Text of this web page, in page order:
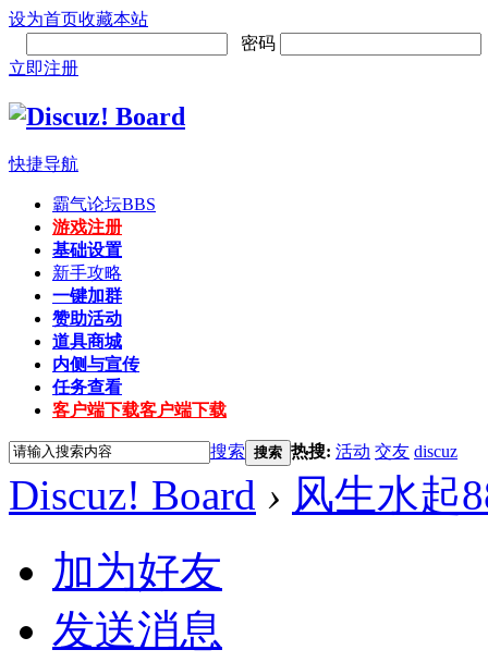
设为首页收藏本站
密码
立即注册
快捷导航
霸气论坛BBS
游戏注册
基础设置
新手攻略
一键加群
赞助活动
道具商城
内侧与宣传
任务查看
客户端下载客户端下载
搜索 搜索 热搜: 活动 交友 discuz
Discuz! Board › 风生水起
加为好友
发送消息